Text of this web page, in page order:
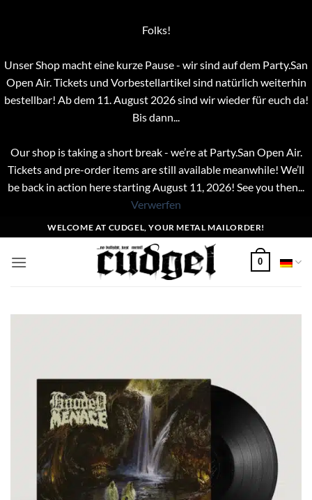
Folks!
Unser Shop macht eine kurze Pause - wir sind auf dem Party.San
Open Air. Tickets und Vorbestellartikel sind natürlich weiterhin
bestellbar! Ab dem 11. August 2026 sind wir wieder für euch da!
Bis dann...
Our shop is taking a short break - we’re at Party.San Open Air.
Tickets and pre-order items are still available meanwhile! We’ll
be back in action here starting August 11, 2026! See you then...
Verwerfen
Inhalt
springen
WELCOME AT CUDGEL, YOUR METAL MAILORDER!
0